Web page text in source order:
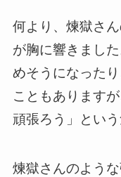
何より、煉獄さ
が胸に響きまし
めそうになった
こともあります
頑張ろう」とい
煉獄さんのよう